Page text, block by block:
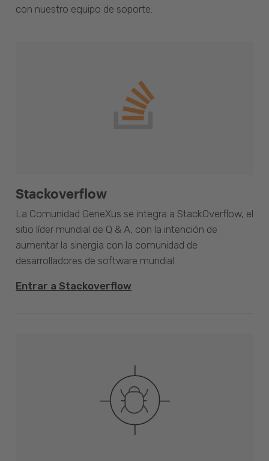
con nuestro equipo de soporte.
Stackoverflow
La Comunidad GeneXus se integra a StackOverflow, el
sitio líder mundial de Q & A, con la intención de
aumentar la sinergia con la comunidad de
desarrolladores de software mundial.
Entrar a Stackoverflow